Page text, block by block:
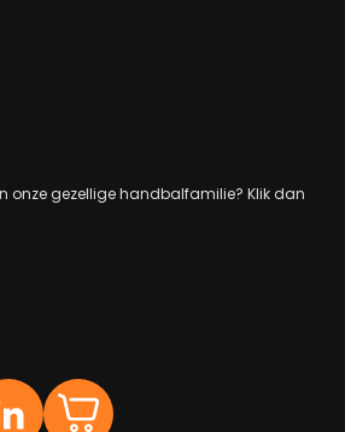
onze gezellige handbalfamilie? Klik dan